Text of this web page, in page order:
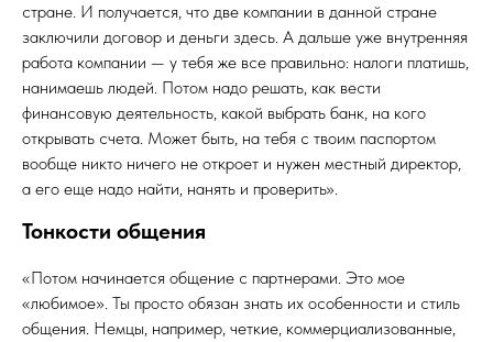
стране. И получается, что две компании в данной стране
заключили договор и деньги здесь. А дальше уже внутренняя
работа компании — у тебя же все правильно: налоги платишь,
нанимаешь людей. Потом надо решать, как вести
финансовую деятельность, какой выбрать банк, на кого
открывать счета. Может быть, на тебя с твоим паспортом
вообще никто ничего не откроет и нужен местный директор,
а его еще надо найти, нанять и проверить».
Тонкости общения
«Потом начинается общение с партнерами. Это мое
«любимое». Ты просто обязан знать их особенности и стиль
общения. Немцы, например, четкие, коммерциализованные,